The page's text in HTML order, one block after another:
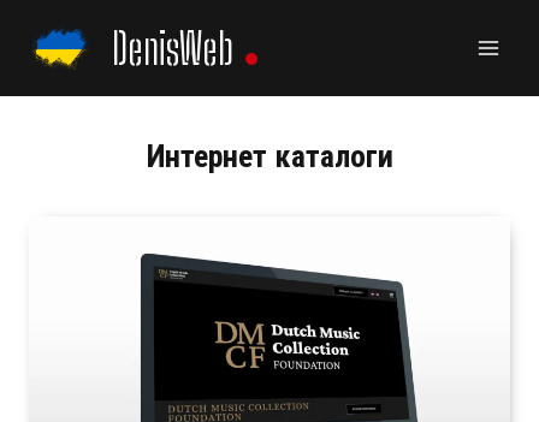
содержанию
DenisWeb
Интернет каталоги